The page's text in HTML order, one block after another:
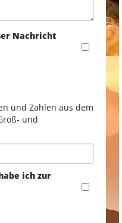
Nachricht
und Zahlen aus dem
und
ich zur